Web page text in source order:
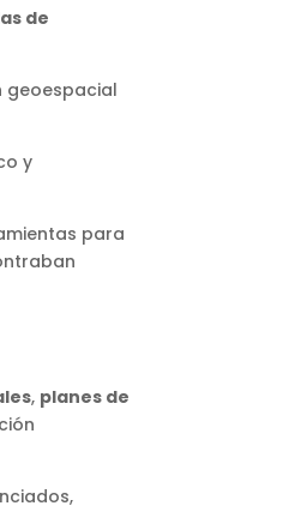
de
geoespacial
y
para
, planes de